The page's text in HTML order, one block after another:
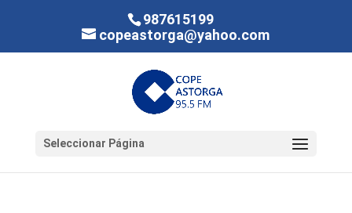
987615199
copeastorga@yahoo.com
Seleccionar Página